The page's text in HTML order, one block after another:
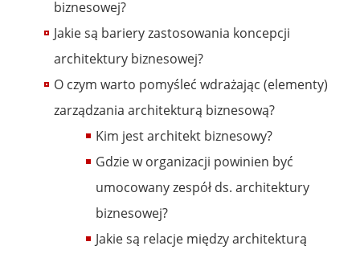
biznesowej?
Jakie są bariery zastosowania koncepcji
architektury biznesowej?
O czym warto pomyśleć wdrażając (elementy)
zarządzania architekturą biznesową?
Kim jest architekt biznesowy?
Gdzie w organizacji powinien być
umocowany zespół ds. architektury
biznesowej?
Jakie są relacje między architekturą